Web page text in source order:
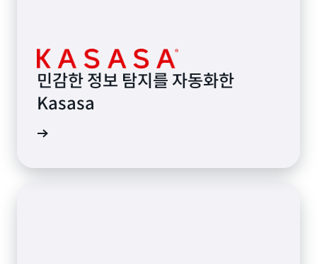
민감한 정보 탐지를 자동화한
Kasasa